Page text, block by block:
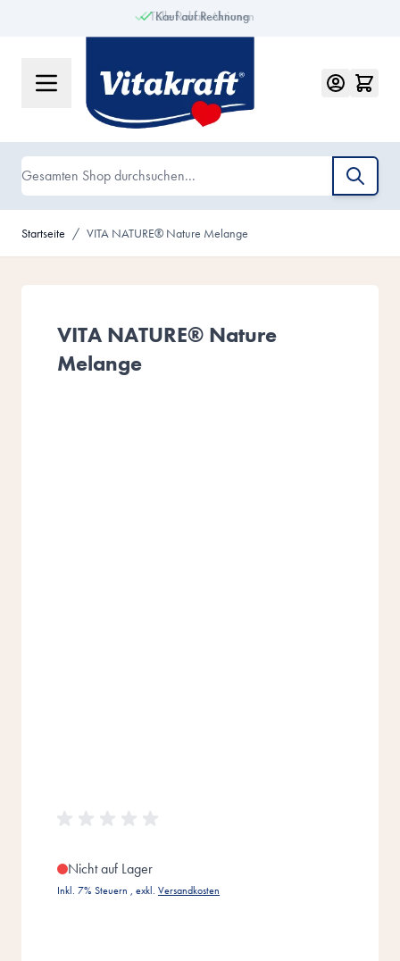
Kauf auf Rechnung
Tolle Rabatt-Aktionen
Startseite / VITA NATURE® Nature Melange
VITA NATURE® Nature
Melange
Nicht auf Lager
Inkl. 7% Steuern , exkl. Versandkosten